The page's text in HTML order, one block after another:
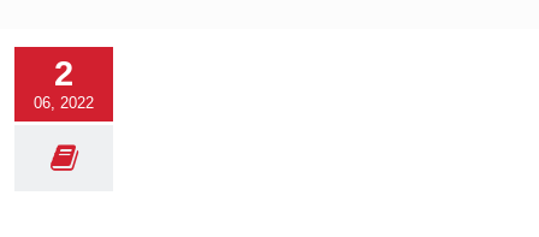
2
06, 2022